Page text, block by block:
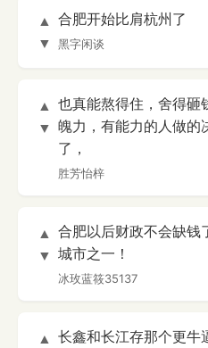
▲
▼
合肥开始比肩杭州了
黑字闲谈
▲
▼
也真能熬得住，舍得砸
魄力，有能力的人做的
了，
胜芳怡梓
▲
▼
合肥以后财政不会缺钱
城市之一！
冰玫蓝筱35137
▲
长鑫和长江存那个更牛